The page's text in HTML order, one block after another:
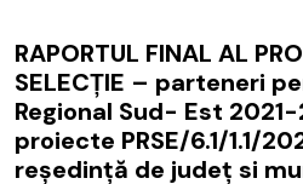
RAPORTUL FINAL AL
SELECŢIE – parteneri
Regional Sud- Est
proiecte PRSE/6.1/1.1/
reşedinţă de judeţ si